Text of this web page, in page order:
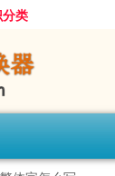
类